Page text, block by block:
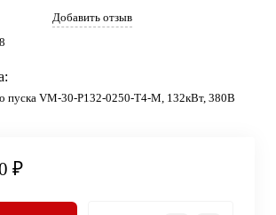
Добавить отзыв
пуска VM-30-P132-0250-T4-M, 132кВт, 380В
₽